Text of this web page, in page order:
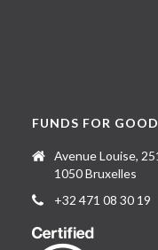
FUNDS FOR GOOD
Avenue Louise,
1050 Bruxelles
+32 471 08 30 19